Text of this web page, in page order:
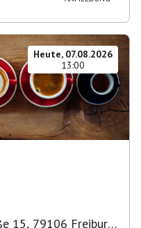
Heute, 07.08.2026
13:00
15, 79106 Freiburg